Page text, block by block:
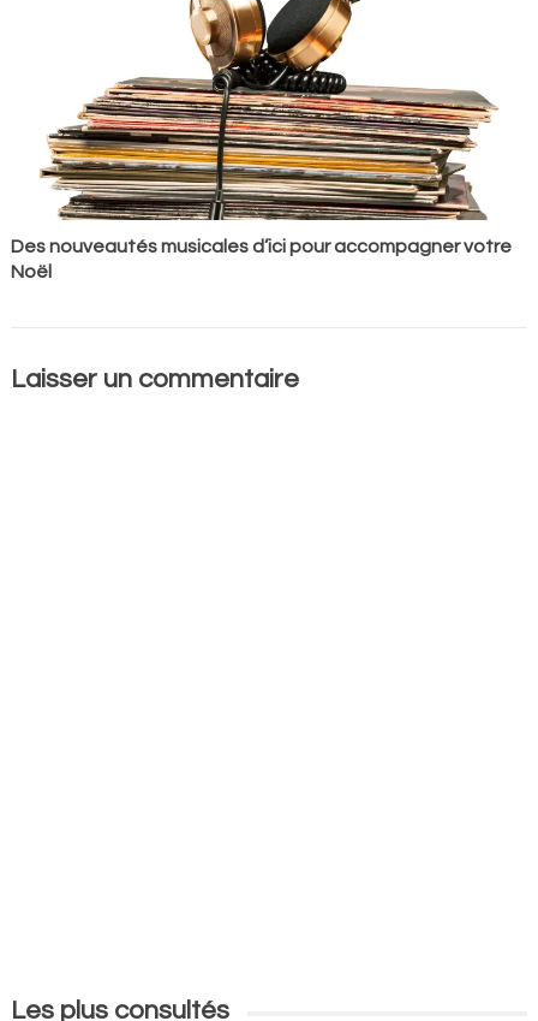
Des nouveautés musicales d’ici pour accompagner votre
Noël
Laisser un commentaire
Les plus consultés